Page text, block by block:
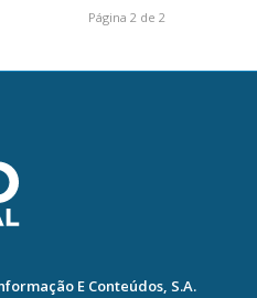
Página 2 de 2
E Conteúdos, S.A.